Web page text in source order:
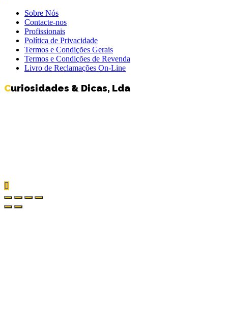
Sobre Nós
Contacte-nos
Profissionais
Política de Privacidade
Termos e Condições Gerais
Termos e Condições de Revenda
Livro de Reclamações On-Line
Curiosidades & Dicas, Lda